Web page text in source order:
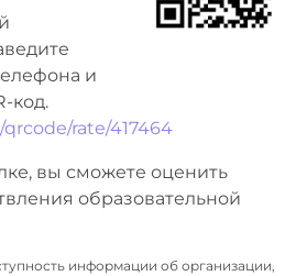
и
код.
rate/417464
вы сможете оценить
образовательной
информации об организации,